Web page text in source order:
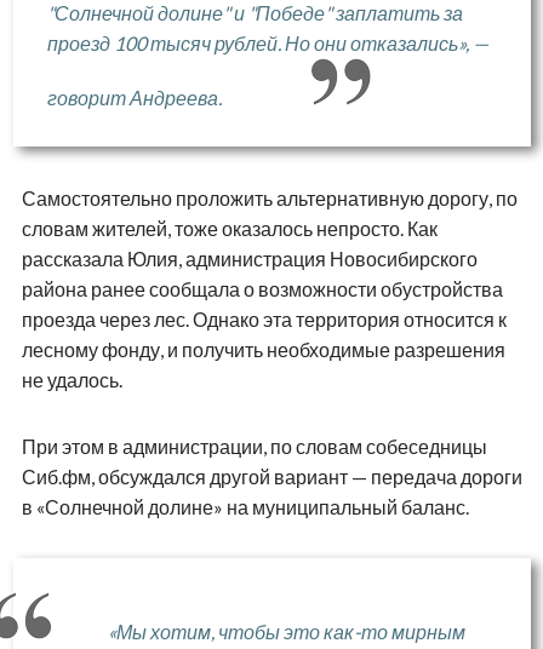
"Солнечной долине" и "Победе" заплатить за
проезд 100 тысяч рублей. Но они отказались», —
говорит Андреева.
Самостоятельно проложить альтернативную дорогу, по
словам жителей, тоже оказалось непросто. Как
рассказала Юлия, администрация Новосибирского
района ранее сообщала о возможности обустройства
проезда через лес. Однако эта территория относится к
лесному фонду, и получить необходимые разрешения
не удалось.
При этом в администрации, по словам собеседницы
Сиб.фм, обсуждался другой вариант — передача дороги
в «Солнечной долине» на муниципальный баланс.
«Мы хотим, чтобы это как-то мирным